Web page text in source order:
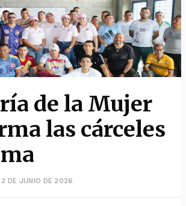
de la Mujer
las cárceles
2 DE JUNIO DE 2026